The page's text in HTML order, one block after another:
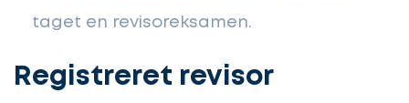
taget en revisoreksamen.
Registreret revisor